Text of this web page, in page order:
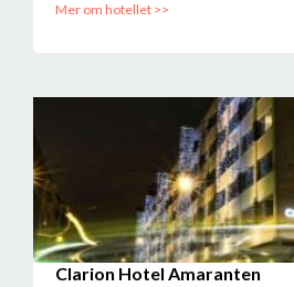
Mer om hotellet >>
Clarion Hotel Amaranten